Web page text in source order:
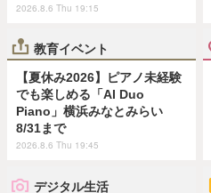
2026.8.6 Thu 19:15
教育イベント
【夏休み2026】ピアノ未経験
でも楽しめる「AI Duo
Piano」横浜みなとみらい
8/31まで
2026.8.6 Thu 19:45
デジタル生活